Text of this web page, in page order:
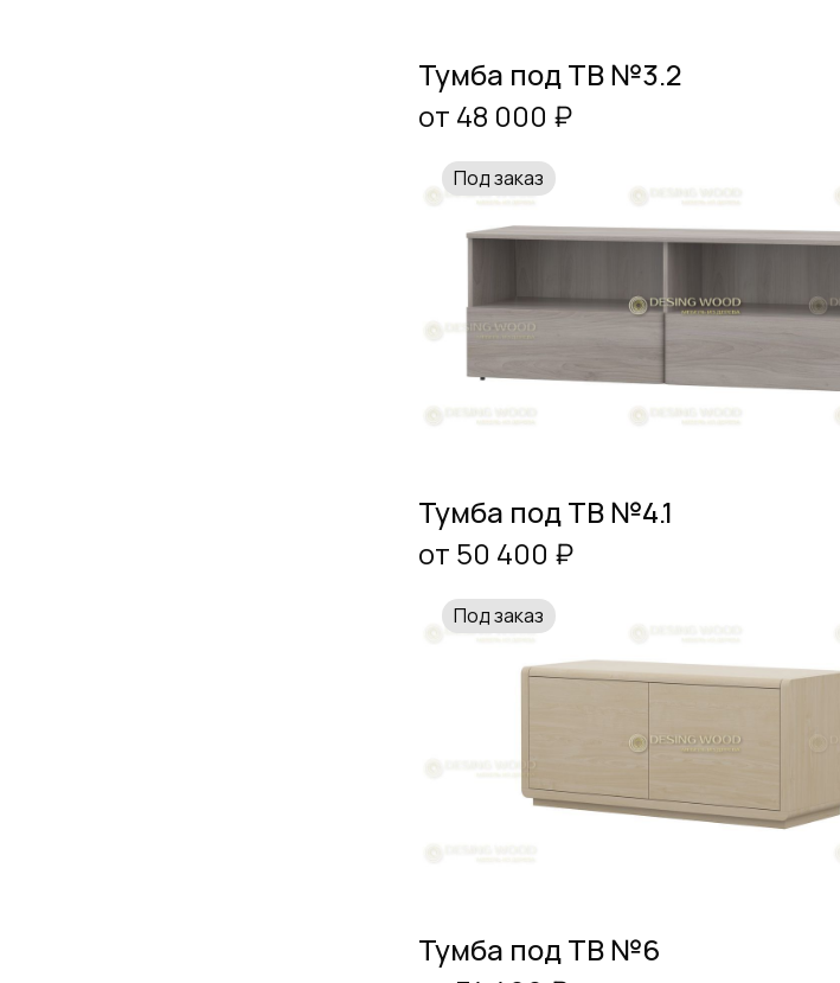
Тумба под ТВ №3.2
от 48 000 ₽
Под заказ
Тумба под ТВ №4.1
от 50 400 ₽
Под заказ
Тумба под ТВ №6